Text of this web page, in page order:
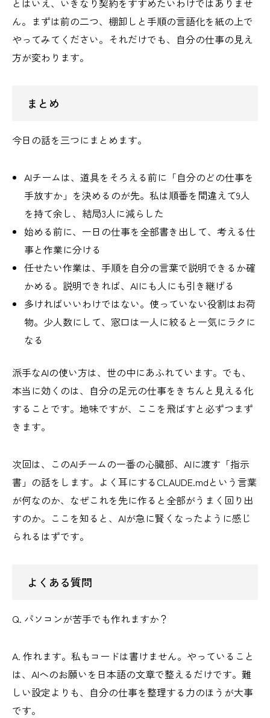
とはいえ、いきなり契約をすすめたいわけではありませ
ん。まずは前の二つ、棚卸しと手順の言語化を紙の上で
やってみてください。それだけでも、自分の仕事の見え
方が変わります。
まとめ
今日の話を三つにまとめます。
AIチームは、道具をそろえる前に「自分のどの仕事を
手放すか」を決めるのが先。私は順番を間違えて9人
を持て余し、結局3人に減らした
始める前に、一日の仕事を全部書き出して、考える仕
事と作業に分ける
任せたい作業は、手順を自分の言葉で説明できるか確
かめる。説明できれば、AIにも人にも引き継げる
多ければいいわけではない。使っていない役割はお荷
物。少人数にして、窓口は一人に絞ると一気にラクに
なる
派手なAIの使い方は、世の中にあふれています。でも、
本当に効くのは、自分の足元の仕事をきちんと見える化
することです。地味ですが、ここを飛ばすと必ずつまず
きます。
次回は、このAIチームの一番の心臓部、AIに渡す「指示
書」の話をします。よく耳にするCLAUDE.mdという言葉
が何なのか、なぜこれを先に作ると全部がうまく回り出
すのか。ここを知ると、AIが急に賢くなったように感じ
られるはずです。
よくある質問
Q. パソコンが苦手でも作れますか？
A. 作れます。私もコードは書けません。やっていること
は、AIへのお願いを日本語の文章で整えるだけです。難
しい設定よりも、自分の仕事を整理する力のほうが大事
です。